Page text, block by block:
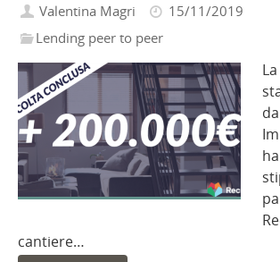
Valentina Magri
15/11/2019
Lending peer to peer
cantiere…